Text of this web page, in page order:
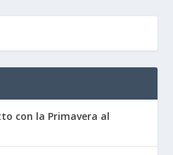
con la Primavera al